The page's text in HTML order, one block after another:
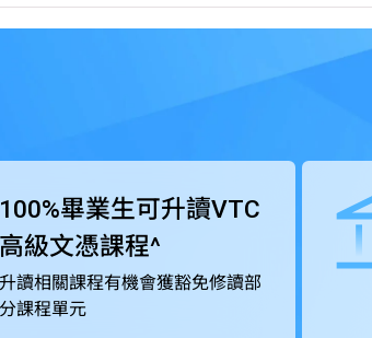
以上成績的VTC高級文憑課程或香港公務員職
請成為業界學會會員或獲授予專業證書。
100%畢業生可升讀VTC
高級文憑課程^
升讀相關課程有機會獲豁免修讀部
分課程單元